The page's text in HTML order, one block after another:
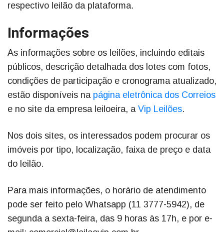
respectivo leilão da plataforma.
Informações
As informações sobre os leilões, incluindo editais
públicos, descrição detalhada dos lotes com fotos,
condições de participação e cronograma atualizado,
estão disponíveis na página eletrônica dos Correios
e no site da empresa leiloeira, a Vip Leilões.
Nos dois sites, os interessados podem procurar os
imóveis por tipo, localização, faixa de preço e data
do leilão.
Para mais informações, o horário de atendimento
pode ser feito pelo Whatsapp (11 3777-5942), de
segunda a sexta-feira, das 9 horas às 17h, e por e-